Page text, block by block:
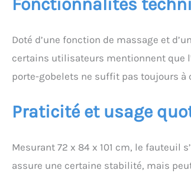
Fonctionnalités
Doté d’une fonction de massage et
certains utilisateurs mentionnent que
porte-gobelets ne suffit pas toujours à
Praticité et usage
Mesurant 72 x 84 x 101 cm, le fauteuil
assure une certaine stabilité, mais